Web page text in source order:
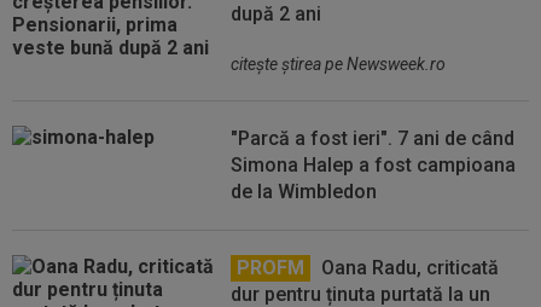
după 2 ani
citeşte ştirea pe Newsweek.ro
"Parcă a fost ieri". 7 ani de când
Simona Halep a fost campioana
de la Wimbledon
PROFM
Oana Radu, criticată
dur pentru ținuta purtată la un